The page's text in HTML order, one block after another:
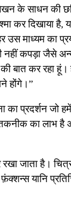
के साधन की
कर दिखाया है,
उस माध्यम का
कपड़ा जैसे अन्य
बात कर रहा
होंगे।”
का प्रदर्शन जो
का लाभ है
जाता है।
यानि